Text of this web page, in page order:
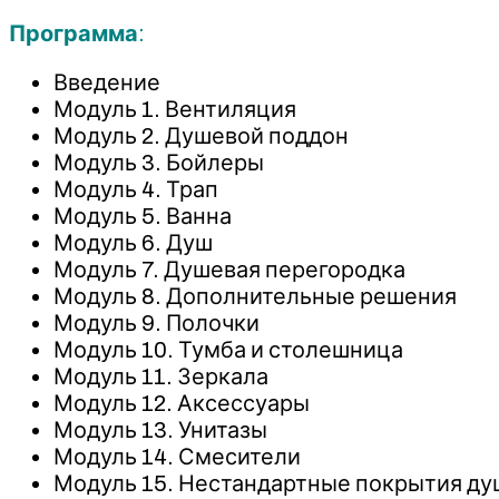
Программа:
Введение
Модуль 1. Вентиляция
Модуль 2. Душевой поддон
Модуль 3. Бойлеры
Модуль 4. Трап
Модуль 5. Ванна
Модуль 6. Душ
Модуль 7. Душевая перегородка
Модуль 8. Дополнительные решения
Модуль 9. Полочки
Модуль 10. Тумба и столешница
Модуль 11. Зеркала
Модуль 12. Аксессуары
Модуль 13. Унитазы
Модуль 14. Смесители
Модуль 15. Нестандартные покрытия